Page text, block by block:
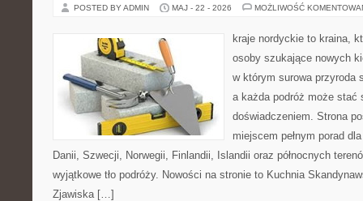
POSTED BY ADMIN MAJ - 22 - 2026 MOŻLIWOŚĆ
kraje nordyckie to kraina,
osoby szukające nowych
w którym surowa przyroda
a każda podróż może stać
doświadczeniem. Strona
miejscem pełnym porad
Danii, Szwecji, Norwegii, Finlandii, Islandii oraz północnych
wyjątkowe tło podróży. Nowości na stronie to Kuchnia
Zjawiska […]